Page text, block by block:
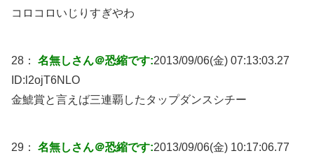
コロコロいじりすぎやわ
28： 名無しさん＠恐縮です:2013/09/06(金) 07:13:03.27
ID: l2ojT6NLO
金鯱賞と言えば三連覇したタップダンスシチー
29： 名無しさん＠恐縮です:2013/09/06(金) 10:17:06.77